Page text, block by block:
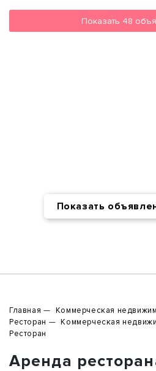
Показать 48
Показать
Главная Коммерческая
Ресторан
Коммерческая
Ресторан
Аренда